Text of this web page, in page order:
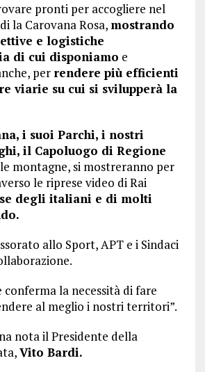
pronti per accogliere nel
la Carovana Rosa, mostrando
e logistiche
di cui disponiamo e
per rendere più efficienti
viarie su cui si svilupperà la
i suoi Parchi, i nostri
il Capoluogo di Regione
montagne, si mostreranno per
le riprese video di Rai
degli italiani e di molti
allo Sport, APT e i Sindaci
la necessità di fare
al meglio i nostri territori”.
nota il Presidente della
Vito Bardi.